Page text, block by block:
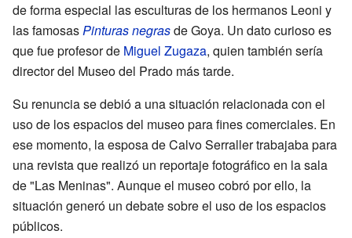
de forma especial las esculturas de los hermanos Leoni y
las famosasPinturas negrasde Goya. Un dato curioso es
que fue profesor de Miguel Zugaza, quien también sería
director del Museo del Prado más tarde.
Su renuncia se debió a una situación relacionada con el
uso de los espacios del museo para fines comerciales. En
ese momento, la esposa de Calvo Serraller trabajaba para
una revista que realizó un reportaje fotográfico en la sala
de "Las Meninas". Aunque el museo cobró por ello, la
situación generó un debate sobre el uso de los espacios
públicos.